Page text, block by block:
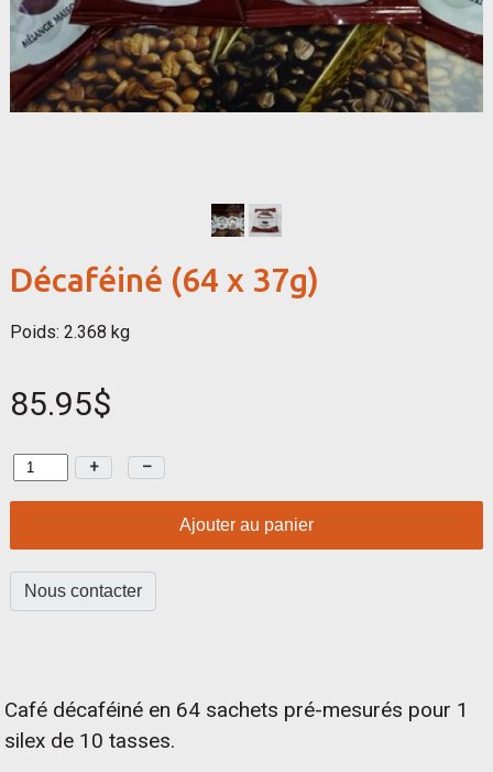
Décaféiné (64 x 37g)
Poids: 2.368 kg
85.95$
+ –
Ajouter au panier
Nous contacter
Café décaféiné en 64 sachets pré-mesurés pour 1
silex de 10 tasses.